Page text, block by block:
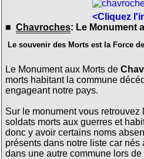
<Cliquez
■ Chavroches: Le Monument
Le souvenir des Morts est la Force
Le Monument aux Morts de
morts habitant la commune
engageant notre pays.
Sur le monument vous
soldats morts aux guerres et
donc y avoir certains noms
présents dans notre liste car nés
dans une autre commune lors